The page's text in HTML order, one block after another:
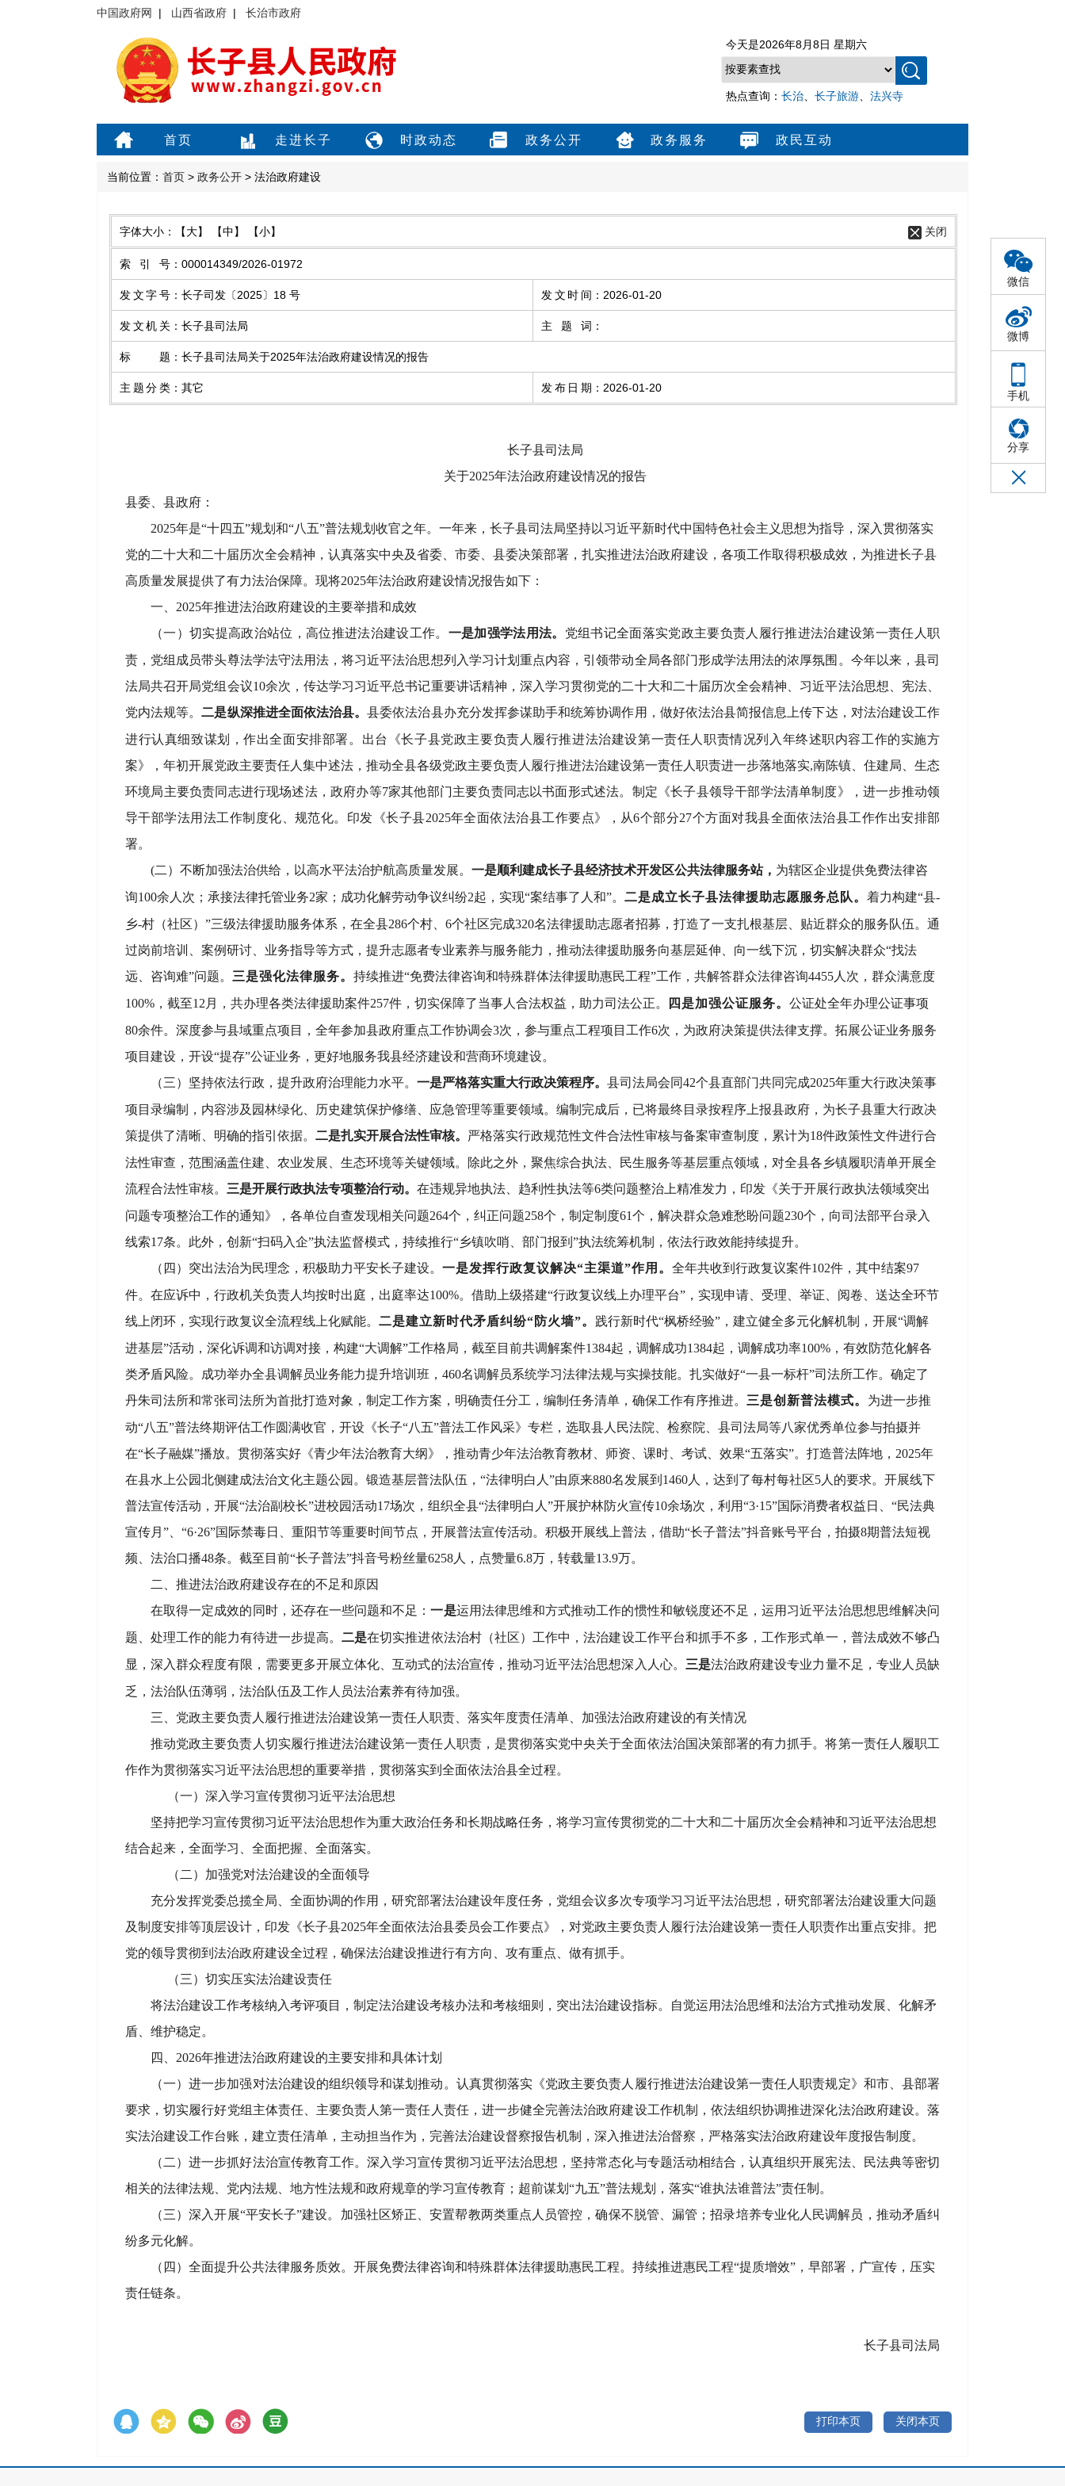
微信
微博
手机
分享
中国政府网 | 山西省政府 | 长治市政府
今天是2026年8月8日 星期六
热点查询： 长治 长子旅游 法兴寺
首页 走进长子 时政动态 政务公开 政务服务 政民互动
当前位置： 首页 > 政务公开 > 法治政府建设
字体大小： 【大】 【中】 【小】 关闭
索引号 ： 000014349/2026-01972
发文字号 ： 长子司发〔2025〕18 号 发文时间 ： 2026-01-20
发文机关 ： 长子县司法局 主题词 ：
标题 ： 长子县司法局关于2025年法治政府建设情况的报告
主题分类 ： 其它 发布日期 ： 2026-01-20
长子县司法局
关于2025年法治政府建设情况的报告
县委、县政府：
2025年是“十四五”规划和“八五”普法规划收官之年。一年来， 长子县司法局坚持以习近平新时代中国特色社会主义思想为指导， 深入贯彻落实
党的二十大和二十届历次全会精神 ，认真落实中央及省委、市委 县委决策部署，扎实推进法治政府建设，各项工作取得积极成效，为推进长子县
高质量发展提供了有力法治保障。现将2025年法治政府建设情况报告如下：
一、 2025年推进法治政府建设的主要举措和成效
（一） 切实提高政治站位，高位推进法治建设工作。 一是加强学法用法。 党组书记全面落实党政主要负责人履行推进法治建设第一责任人职
责，党组成员带头尊法学法守法用法，将习近平法治思想列入学习计划重点内容，引领带动全局各部门形成学法用法的浓厚氛围。今年以来，县司
法局共召开局党组会议10余次，传达学习习近平总书记重要讲话精神，深入学习贯彻党的二十大和二十届历次全会精神、习近平法治思想、宪法、
党内法规等。二是纵深推进全面依法治县。县委依法治县办充分发挥参谋助手和统筹协调作用，做好依法治县简报信息上传下达，对法治建设工作
进行认真细致谋划，作出全面安排部署。 出台《长子县党政主要负责人履行推进法治建设第一责任人职责情况列入年终述职内容工作的实施方
案》， 年初开展党政主要责任人集中述法 ， 推动全县各级党政主要负责人履行推进法治建设第一责任人职责进一步落地落实,南陈镇、住建局、生态
环境局主要负责同志进行现场述法，政府办等7家其他部门主要负责同志以书面形式述法。 制定《长子县领导干部学法清单制度》，进一步推动领
导干部学法用法工作制度化、规范化。 印发《长子县2025年全面依法治县工作要点》，从6个部分27个方面对我县全面依法治县工作作出安排部
署。
(二） 不断加强法治供给， 以高水平法治护航高质量发展。 一是顺利建成长子县经济技术开发区公共法律服务站， 为辖区企业提供免费法律咨
询100余人次；承接法律托管业务2家；成功化解劳动争议纠纷2起，实现“案结事了人和”。 二是成立长子县法律援助志愿服务总队。 着力构建“县-
乡-村（社区）”三级法律援助服务体系，在全县286个村、6个社区完成320名法律援助志愿者招募，打造了一支扎根基层、贴近群众的服务队伍。通
过岗前培训、案例研讨、业务指导等方式，提升志愿者专业素养与服务能力，推动法律援助服务向基层延伸、向一线下沉，切实解决群众“找法
远、咨询难”问题。 三是强化法律服务。 持续推进“免费法律咨询和特殊群体法律援助惠民工程”工作，共解答群众法律咨询4455人次，群众满意度
100%，截至12月，共办理各类法律援助案件257件，切实保障了当事人合法权益，助力司法公正。 四是加强公证服务。 公证处全年办理公证事项
80余件。深度参与县域重点项目，全年参加县政府重点工作协调会3次，参与重点工程项目工作6次，为政府决策提供法律支撑。拓展公证业务服务
项目建设，开设“提存”公证业务，更好地服务我县经济建设和营商环境建设。
（三） 坚持依法行政 ，提升政府治理能力水平。 一是严格落实重大行政决策程序。 县司法局会同42个县直部门共同完成2025年重大行政决策事
项目录编制，内容涉及园林绿化、历史建筑保护修缮、应急管理等重要领域。编制完成后，已将最终目录按程序上报县政府，为长子县重大行政决
策提供了清晰、明确的指引依据。 二是扎实开展合法性审核。 严格落实行政规范性文件合法性审核与备案审查制度，累计为18件政策性文件进行合
法性审查 ， 范围涵盖住建、农业发展、生态环境等关键领域。除此之外，聚焦综合执法、民生服务等基层重点领域，对全县各乡镇履职清单开展全
流程合法性审核。 三是开展行政执法专项整治行动。 在违规异地执法、趋利性执法等6类问题整治上精准发力，印发《关于开展行政执法领域突出
问题专项整治工作的通知》，各单位自查发现相关问题264个，纠正问题258个，制定制度61个，解决群众急难愁盼问题230个， 向司法部平台录入
线索17条。 此外，创新“扫码入企”执法监督模式，持续推行“乡镇吹哨、部门报到”执法统筹机制，依法行政效能持续提升。
（四）突出法治为民理念，积极助力平安长子建设。 一是发挥行政复议解决“主渠道”作用。 全年共收到行政复议案件102件，其中结案97
件。 在应诉中，行政机关负责人均按时出庭，出庭率达100%。借助上级搭建“行政复议线上办理平台”，实现申请、受理、举证、阅卷、送达全环节
线上闭环 ， 实现行政复议全流程线上化赋能。 二是建立新时代矛盾纠纷“防火墙”。 践行新时代“枫桥经验”，建立健全多元化解机制， 开展“调解
进基层”活动，深化诉调和访调对接，构建“大调解”工作格局， 截至目前共调解案件1384起，调解成功1384起，调解成功率100%，有效防范化解各
类矛盾风险。成功举办全县调解员业务能力提升培训班，460名调解员系统学习法律法规与实操技能。 扎实做好“一县一标杆”司法所工作。确定了
丹朱司法所和常张司法所为首批打造对象，制定工作方案，明确责任分工，编制任务清单，确保工作有序推进。 三是创新普法模式。 为进一步推
动“八五”普法终期评估工作圆满收官，开设《长子“八五”普法工作风采》专栏，选取县人民法院、检察院、县司法局等八家优秀单位参与拍摄并
在“长子融媒”播放。贯彻落实好《青少年法治教育大纲》，推动青少年法治教育教材、师资、课时、考试、效果“五落实”。打造普法阵地，2025年
在县水上公园北侧建成法治文化主题公园。锻造基层普法队伍， “法律明白人”由原来880名发展到1460人，达到了每村每社区5人的要求。开展线下
普法宣传活动，开展“法治副校长”进校园活动17场次，组织全县“法律明白人”开展护林防火宣传10余场次，利用“3·15”国际消费者权益日、“民法典
宣传月”、“6·26”国际禁毒日、重阳节等重要时间节点，开展普法宣传活动。 积极开展线上普法， 借助“长子普法”抖音账号平台，拍摄8期普法短视
频、法治口播48条。截至 目前“长子普法”抖音号粉丝量6258人，点赞量6.8万，转载量13.9万。
二、推进法治政府建设存在的不足和原因
在取得一定成效的同时，还存在一些问题和不足：一是运用法律思维和方式推动工作的惯性和敏锐度还不足，运用习近平法治思想思维解决问
题、处理工作的能力有待进一步提高。二是在切实推进依法治村（社区）工作中，法治建设工作平台和抓手不多，工作形式单一，普法成效不够凸
显，深入群众程度有限，需要更多开展立体化、互动式的法治宣传，推动习近平法治思想深入人心。 三是法治政府建设专业力量不足，专业人员缺
乏，法治队伍薄弱，法治队伍及工作人员法治素养有待加强。
三、 党政主要负责人履行推进法治建设第一责任人职责、落实年度责任清单、加强法治政府建设的有关情况
推动党政主要负责人切实履行推进法治建设第一责任人职责，是贯彻落实党中央关于全面依法治国决策部署的有力抓手。将第一责任人履职工
作作为贯彻落实习近平法治思想的重要举措，贯彻落实到全面依法治县全过程。
（一） 深入学习宣传贯彻习近平法治思想
坚持把学习宣传贯彻习近平法治思想作为重大政治任务和长期战略任务，将学习宣传贯彻党的二十大和二十届历次全会精神和习近平法治思想
结合起来，全面学习、全面把握、全面落实。
（二） 加强党对法治建设的全面领导
充分发挥党委总揽全局、全面协调的作用，研究部署法治建设年度任务，党组会议多次专项学习习近平法治思想，研究部署法治建设重大问题
及制度安排等顶层设计，印发《长子县2025年全面依法治县委员会工作要点》，对党政主要负责人履行法治建设第一责任人职责作出重点安排。把
党的领导贯彻到法治政府建设全过程，确保法治建设推进行有方向、攻有重点、做有抓手。
（三） 切实压实法治建设责任
将法治建设工作考核纳入考评项目，制定法治建设考核办法和考核细则，突出法治建设指标。自觉运用法治思维和法治方式推动发展、化解矛
盾、维护稳定。
四、 2026年推进法治政府建设的主要安排和具体计划
（一）进一步加强对法治建设的组织领导和谋划推动。 认真贯彻落实《党政主要负责人履行推进法治建设第一责任人职责规定》和市、县部署
要求，切实履行好党组主体责任、主要负责人第一责任人责任，进一步健全完善法治政府建设工作机制，依法组织协调推进深化法治政府建设。落
实法治建设工作台账，建立责任清单，主动担当作为，完善法治建设督察报告机制，深入推进法治督察，严格落实法治政府建设年度报告制度。
（二）进一步抓好法治宣传教育工作。深入学习宣传贯彻习近平法治思想，坚持常态化与专题活动相结合，认真组织开展宪法、民法典等密切
相关的法律法规、党内法规、地方性法规和政府规章的学习宣传教育 ；超前谋划 “九五”普法规划，落实“谁执法谁普法”责任制。
（三）深入开展“平安长子”建设。 加强社区矫正、安置帮教两类重点人员管控，确保不脱管、漏管；招录培养专业化人民调解员，推动矛盾纠
纷多元化解。
（四）全面提升公共法律服务质效。 开展免费法律咨询和特殊群体法律援助惠民工程。 持续推进惠民工程“提质增效”，早部署，广宣传，压实
责任链条。
长子县司法局
打印本页 关闭本页